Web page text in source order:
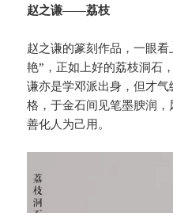
赵之谦——荔枝
赵之谦的篆刻作品，一眼
艳”，正如上好的荔枝洞石
谦亦是学邓派出身，但才
格，于金石间见笔墨腴润，
善化人为己用。